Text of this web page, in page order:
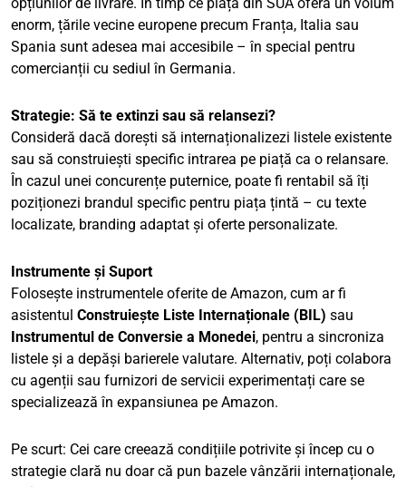
enorm, țările vecine europene precum Franța, Italia sau
Spania sunt adesea mai accesibile – în special pentru
comercianții cu sediul în Germania.
Strategie: Să te extinzi sau să relansezi?
Consideră dacă dorești să internaționalizezi listele existente
sau să construiești specific intrarea pe piață ca o relansare.
În cazul unei concurențe puternice, poate fi rentabil să îți
poziționezi brandul specific pentru piața țintă – cu texte
localizate, branding adaptat și oferte personalizate.
Instrumente și Suport
Folosește instrumentele oferite de Amazon, cum ar fi
asistentul Construiește Liste Internaționale (BIL) sau
Instrumentul de Conversie a Monedei, pentru a sincroniza
listele și a depăși barierele valutare. Alternativ, poți colabora
cu agenții sau furnizori de servicii experimentați care se
specializează în expansiunea pe Amazon.
Pe scurt: Cei care creează condițiile potrivite și încep cu o
strategie clară nu doar că pun bazele vânzării internaționale,